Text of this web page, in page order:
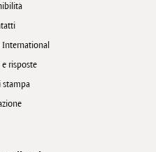
International
risposte
stampa